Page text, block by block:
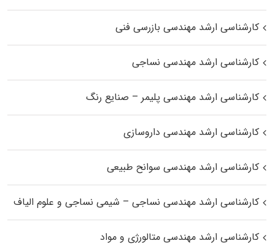
کارشناسی ارشد مهندسی بازرسی فنی
کارشناسی ارشد مهندسی نساجی
کارشناسی ارشد مهندسی پلیمر – صنایع رنگ
کارشناسی ارشد مهندسی داروسازی
کارشناسی ارشد مهندسی سوانح طبیعی
کارشناسی ارشد مهندسی نساجی – شیمی نساجی و علوم الیاف
کارشناسی ارشد مهندسی متالورژی و مواد